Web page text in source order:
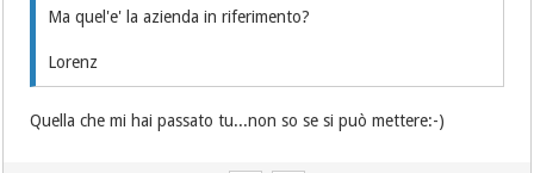
Ma quel'e' la azienda in riferimento?
Lorenz
Quella che mi hai passato tu...non so se si può mettere:-)